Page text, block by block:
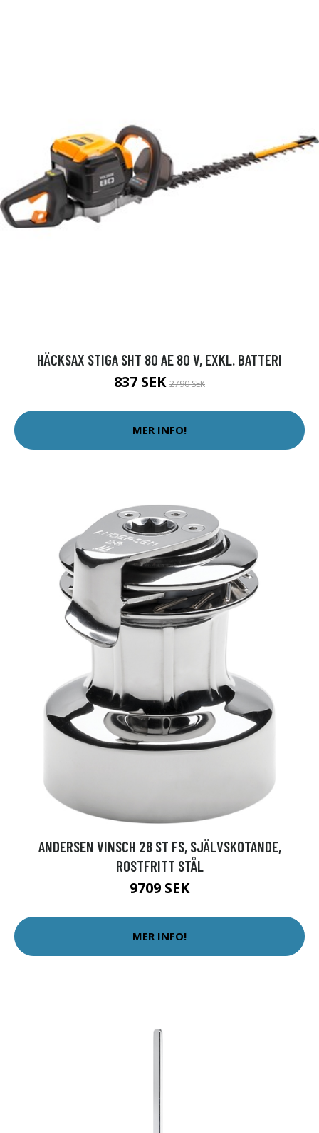
HÄCKSAX STIGA SHT 80 AE 80 V, EXKL. BATTERI
837 SEK 2790 SEK
MER INFO!
ANDERSEN VINSCH 28 ST FS, SJÄLVSKOTANDE,
ROSTFRITT STÅL
9709 SEK
MER INFO!